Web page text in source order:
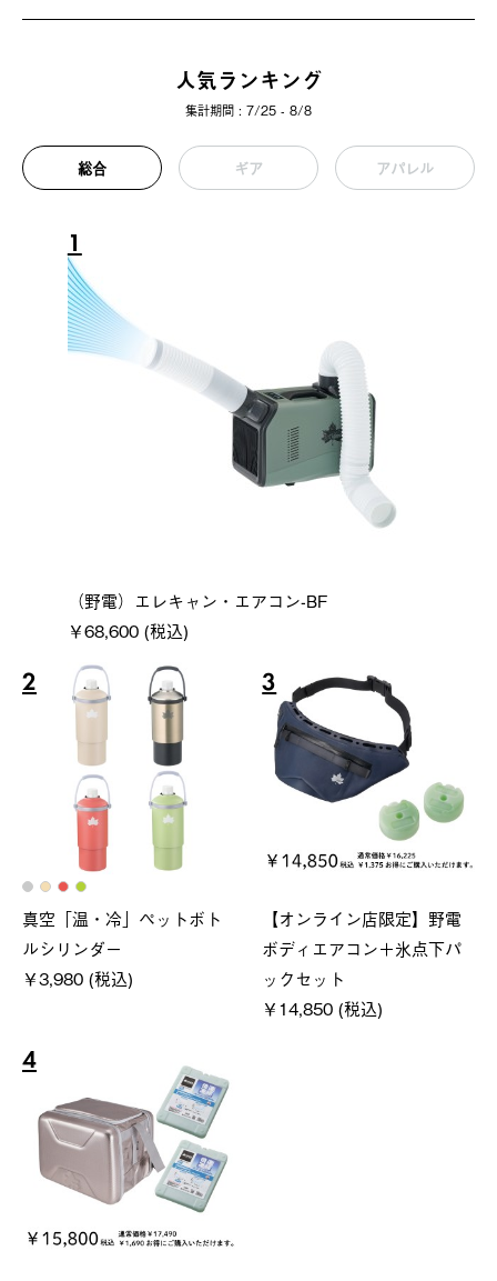
人気ランキング
集計期間 : 7/25 - 8/8
総合 ギア アパレル
1
（野電）エレキャン・エアコン-BF
￥68,600 (税込)
2
真空「温・冷」ペットボト
ルシリンダー
￥3,980 (税込)
3
【オンライン店限定】野電
ボディエアコン＋氷点下パ
ックセット
￥14,850 (税込)
4